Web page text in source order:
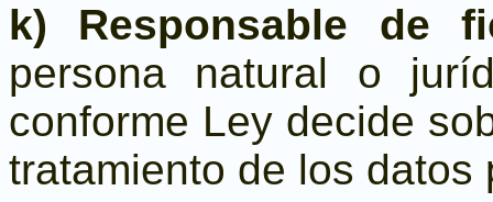
k) Responsable de
persona natural o
conforme Ley decide
tratamiento de los datos